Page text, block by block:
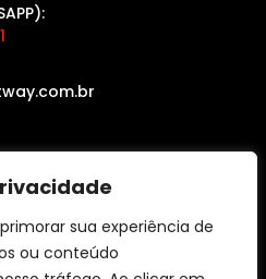
sua experiência de
ou conteúdo
atualizações das
para o varejo, acesse: